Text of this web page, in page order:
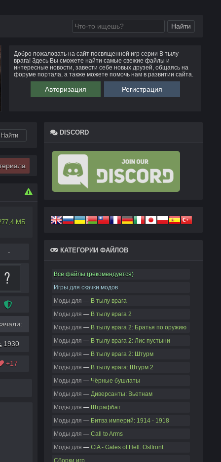
Добро пожаловать на сайт посвященной игр серии В тылу
врага! Здесь Вы сможете найти самые свежие файлы и
интересные новости, завести себе новых друзей, общаясь на
форуме портала, а также можете помочь нам в развитии сайта.
Авторизация Регистрация
DISCORD
КАТЕГОРИИ ФАЙЛОВ
Все файлы (рекомендуется)
Игры для скачки модов
Моды для — В тылу врага
Моды для — В тылу врага 2
Моды для — В тылу врага 2: Братья по оружию
Моды для — В тылу врага 2: Лис пустыни
Моды для — В тылу врага 2: Штурм
Моды для — В тылу врага: Штурм 2
Моды для — Чёрные бушлаты
Моды для — Диверсанты: Вьетнам
Моды для — Штрафбат
Моды для — Битва империй: 1914 - 1918
Моды для — Call to Arms
Моды для — CtA - Gates of Hell: Ostfront
Сборки игр
МБ
-
1930
+17